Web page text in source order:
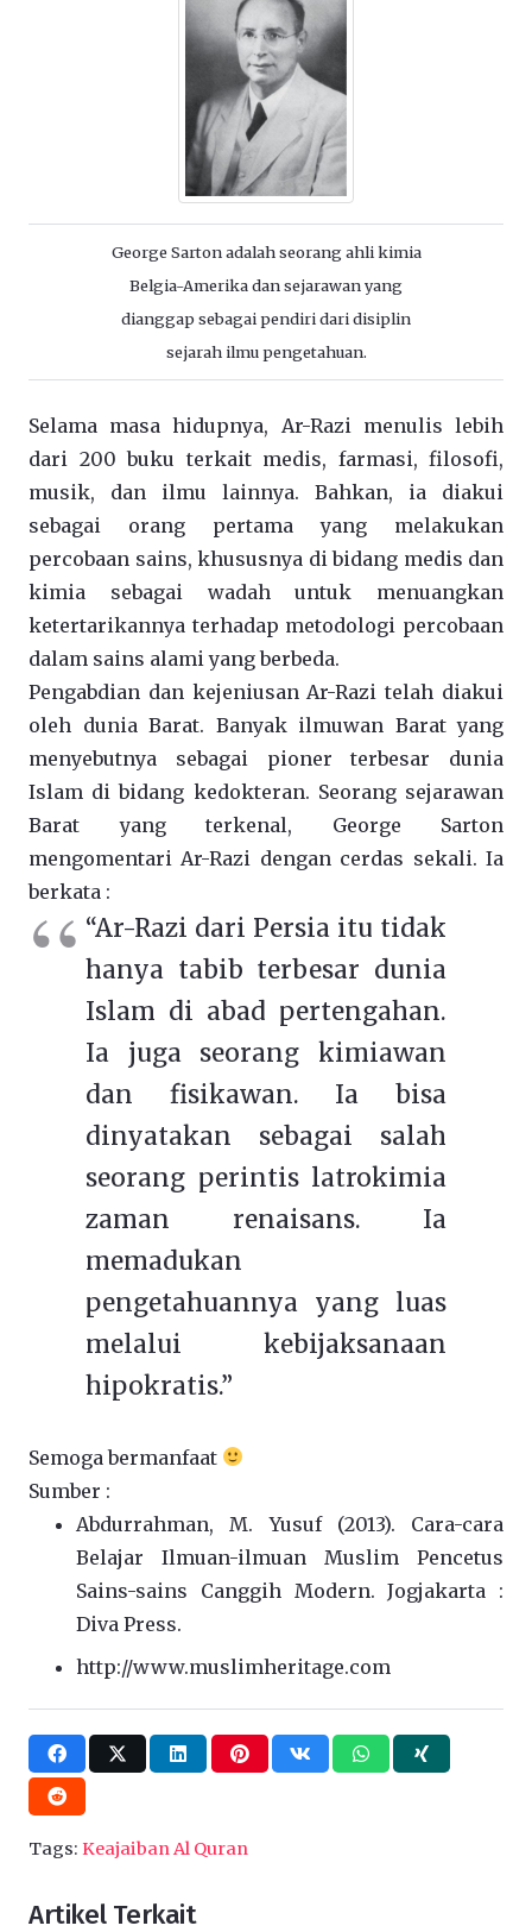
George Sarton adalah seorang ahli kimia
Belgia-Amerika dan sejarawan yang
dianggap sebagai pendiri dari disiplin
sejarah ilmu pengetahuan.
Selama masa hidupnya, Ar-Razi menulis lebih
dari 200 buku terkait medis, farmasi, filosofi,
musik, dan ilmu lainnya. Bahkan, ia diakui
sebagai orang pertama yang melakukan
percobaan sains, khususnya di bidang medis dan
kimia sebagai wadah untuk menuangkan
ketertarikannya terhadap metodologi percobaan
dalam sains alami yang berbeda.
Pengabdian dan kejeniusan Ar-Razi telah diakui
oleh dunia Barat. Banyak ilmuwan Barat yang
menyebutnya sebagai pioner terbesar dunia
Islam di bidang kedokteran. Seorang sejarawan
Barat yang terkenal, George Sarton
mengomentari Ar-Razi dengan cerdas sekali. Ia
berkata :
“Ar-Razi dari Persia itu tidak
hanya tabib terbesar dunia
Islam di abad pertengahan.
Ia juga seorang kimiawan
dan fisikawan. Ia bisa
dinyatakan sebagai salah
seorang perintis latrokimia
zaman renaisans. Ia
memadukan
pengetahuannya yang luas
melalui kebijaksanaan
hipokratis.”
Semoga bermanfaat
Sumber :
Abdurrahman, M. Yusuf (2013). Cara-cara
Belajar Ilmuan-ilmuan Muslim Pencetus
Sains-sains Canggih Modern. Jogjakarta :
Diva Press.
http://www.muslimheritage.com
Tags: Keajaiban Al Quran
Artikel Terkait